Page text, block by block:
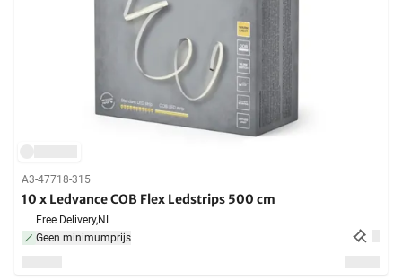
A3-47718-315
10 x Ledvance COB Flex Ledstrips 500 cm
Free Delivery,NL
Geen minimumprijs